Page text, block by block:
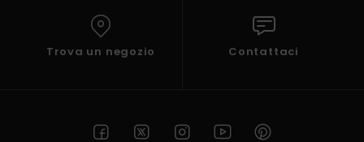
Trova un negozio Contattaci